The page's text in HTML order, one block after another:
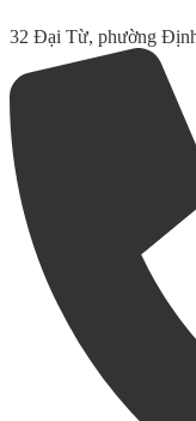
32 Đại Từ, phường